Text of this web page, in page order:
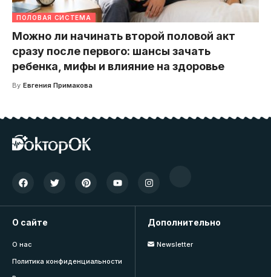
ПОЛОВАЯ СИСТЕМА
Можно ли начинать второй половой акт
сразу после первого: шансы зачать
ребенка, мифы и влияние на здоровье
By Евгения Примакова
О сайте
О нас
Политика конфиденциальности
Дополнительно
Newsletter